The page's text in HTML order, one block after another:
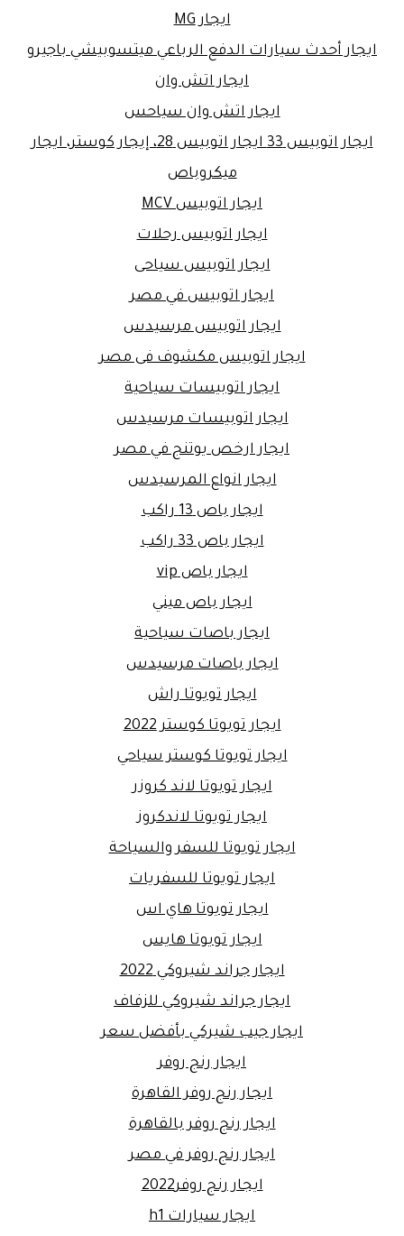
ايجار MG
ايجار أحدث سيارات الدفع الرباعي ميتسوبيشي باجيرو
ايجار اتش وان
ايجار اتش وان سياحس
ايجار اتوبيس 33 ايجار اتوبيس 28، إيجار كوستر، ايجار
ميكروباص
ايجار اتوبيس MCV
ايجار اتوبيس رحلات
ايجار اتوبيس سياحى
ايجار اتوبيس في مصر
ايجار اتوبيس مرسيدس
ايجار اتوبيس مكشوف فى مصر
ايجار اتوبيسات سياحية
ايجار اتوبيسات مرسيدس
ايجار ارخص يوتنج في مصر
ايجار انواع المرسيدس
ايجار باص 13 راكب
ايجار باص 33 راكب
ايجار باص vip
ايجار باص ميني
ايجار باصات سياحية
ايجار باصات مرسيدس
ايجار تويوتا راش
ايجار تويوتا كوستر 2022
ايجار تويوتا كوستر سياحي
ايجار تويوتا لاند كروزر
ايجار تويوتا لاندكروز
ايجار تويوتا للسفر والسياحة
ايجار تويوتا للسفريات
ايجار تويوتا هاي اس
ايجار تويوتا هايس
ايجار جراند شيروكي 2022
ايجار جراند شيروكي للزفاف
ايجار جيب شيركي بأفضل سعر
ايجار رنج روفر
ايجار رنج روفر القاهرة
ايجار رنج روفر بالقاهرة
ايجار رنج روفر في مصر
ايجار رنج روفر2022
ايجار سيارات h1